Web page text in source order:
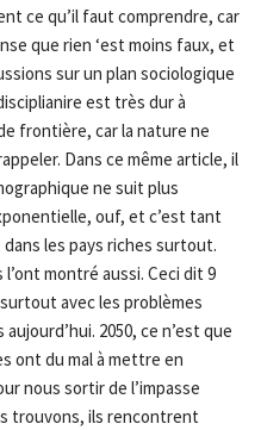
ce qu’il faut comprendre, car
que rien ‘est moins faux, et
sur un plan sociologique
est très dur à
frontière, car la nature ne
Dans ce même article, il
ne suit plus
ouf, et c’est tant
les pays riches surtout.
montré aussi. Ceci dit 9
avec les problèmes
2050, ce n’est que
ont du mal à mettre en
nous sortir de l’impasse
trouvons, ils rencontrent